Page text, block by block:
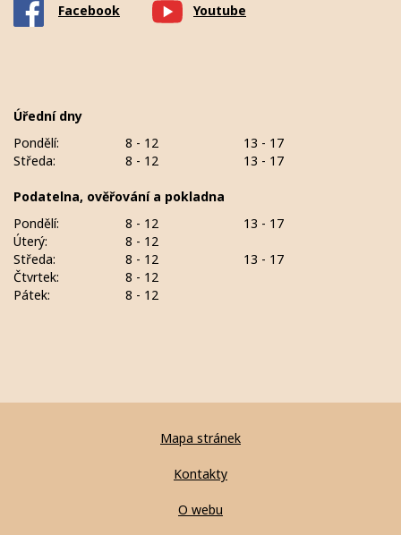
Facebook Youtube
Úřední dny
Pondělí:
8 - 12
13 - 17
Středa:
8 - 12 13 - 17
Podatelna, ověřování a pokladna
Pondělí:
8 - 12
13 - 17
Úterý:
8 - 12
Středa:
8 - 12
13 - 17
Čtvrtek:
8 - 12
Pátek:
8 - 12
Mapa stránek
Kontakty
O webu